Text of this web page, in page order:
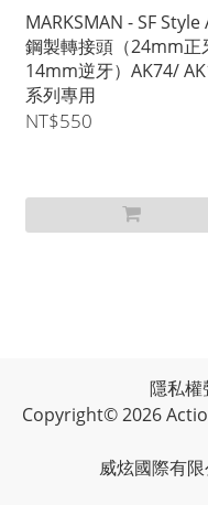
MARKSMAN - SF Style
鋼製轉接頭（24mm正
14mm逆牙）AK74/
系列專用
NT$550
隱私權
Copyright© 2026
威炫國際有限